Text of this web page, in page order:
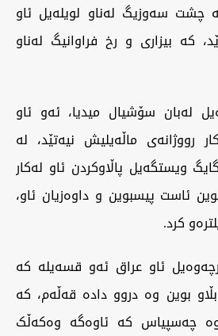
چشت سەوزیگ لەناو لویلەیل ئاو
کە بیزاری و رخ فراوانیگ لەناو
لەبان سۆشیال میدیا، ئەو ئاو
ماڵەیلیش نیەتێد، لە
ویستگەیل پاڵاوکردن ئاو لەکار
ئاست پیسبوین و داوەزیان ئاو،
کرد.
ئاو عراق ئەو قسەیلە کە
بوین وە دروو دادە قەڵەم، کە
چەسپیاس کە ئاوەگە وەکەڵک